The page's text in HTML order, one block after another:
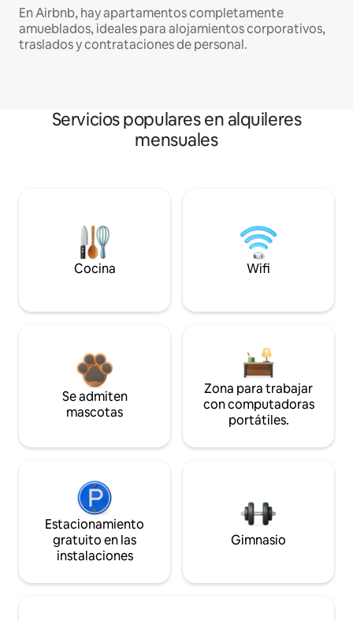
En Airbnb, hay apartamentos completamente
amueblados, ideales para alojamientos corporativos,
traslados y contrataciones de personal.
Servicios populares en alquileres
mensuales
Cocina Wifi
Se admiten
mascotas
Zona para trabajar
con computadoras
portátiles.
Estacionamiento
gratuito en las
instalaciones
Gimnasio